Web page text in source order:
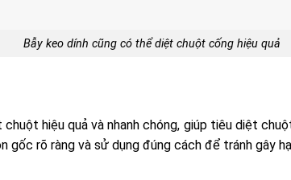
Bẫy keo dính cũng có thể diệt chuột cống hiệu quả
hiệu quả và nhanh chóng, giúp tiêu diệt
gốc rõ ràng và sử dụng đúng cách để tránh gây